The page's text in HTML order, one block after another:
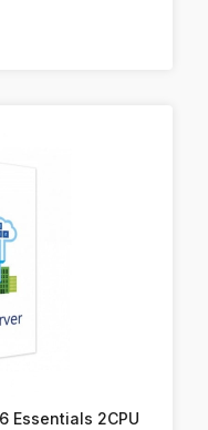
Essentials 2CPU